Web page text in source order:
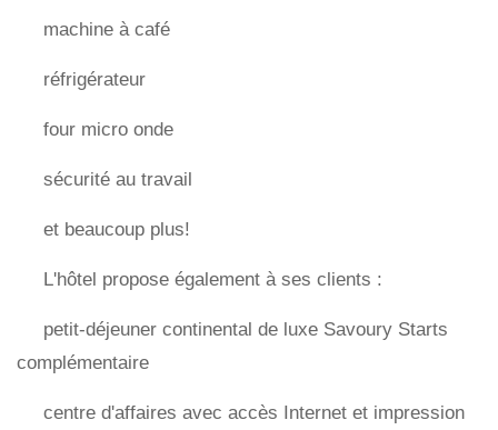
machine à café
réfrigérateur
four micro onde
sécurité au travail
et beaucoup plus!
L'hôtel propose également à ses clients :
petit-déjeuner continental de luxe Savoury Starts
complémentaire
centre d'affaires avec accès Internet et impression